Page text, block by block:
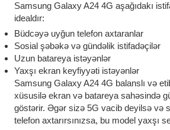
Samsung Galaxy A24 4G aşağıdakı
idealdır:
Büdcəyə uyğun telefon axtaranlar
Sosial şəbəkə və gündəlik istifadəçilər
Uzun batareya istəyənlər
Yaxşı ekran keyfiyyəti istəyənlər
Samsung Galaxy A24 4G balanslı və
xüsusilə ekran və batareya sahəsində
göstərir. Əgər sizə 5G vacib deyilsə və
telefon axtarırsınızsa, bu model yaxşı